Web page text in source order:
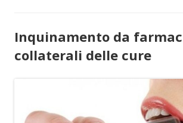
Inquinamento da
collaterali delle cure